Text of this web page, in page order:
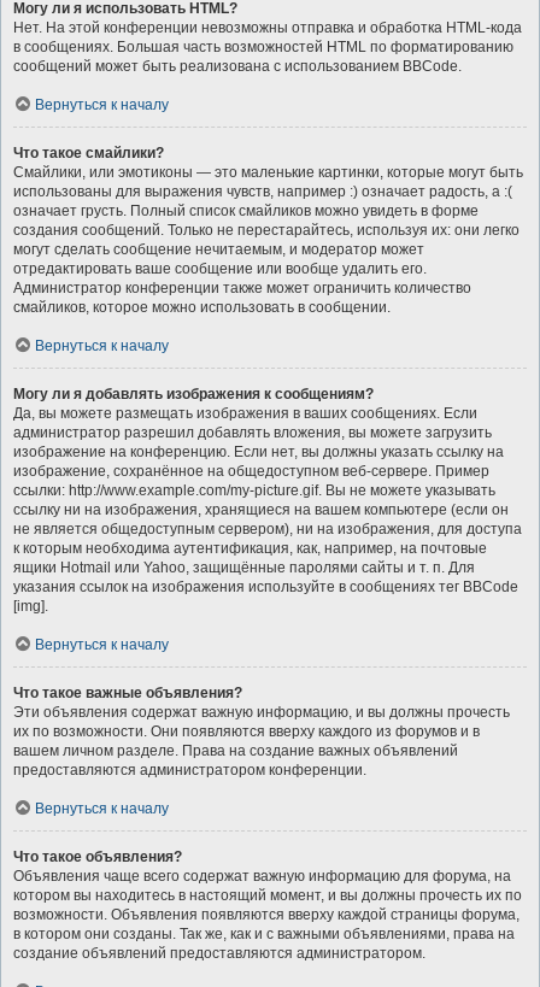
Могу ли я использовать HTML?
Нет. На этой конференции невозможны отправка и обработка HTML-кода
в сообщениях. Большая часть возможностей HTML по форматированию
сообщений может быть реализована с использованием BBCode.
Вернуться к началу
Что такое смайлики?
Смайлики, или эмотиконы — это маленькие картинки, которые могут быть
использованы для выражения чувств, например :) означает радость, а :(
означает грусть. Полный список смайликов можно увидеть в форме
создания сообщений. Только не перестарайтесь, используя их: они легко
могут сделать сообщение нечитаемым, и модератор может
отредактировать ваше сообщение или вообще удалить его.
Администратор конференции также может ограничить количество
смайликов, которое можно использовать в сообщении.
Вернуться к началу
Могу ли я добавлять изображения к сообщениям?
Да, вы можете размещать изображения в ваших сообщениях. Если
администратор разрешил добавлять вложения, вы можете загрузить
изображение на конференцию. Если нет, вы должны указать ссылку на
изображение, сохранённое на общедоступном веб-сервере. Пример
ссылки: http://www.example.com/my-picture.gif. Вы не можете указывать
ссылку ни на изображения, хранящиеся на вашем компьютере (если он
не является общедоступным сервером), ни на изображения, для доступа
к которым необходима аутентификация, как, например, на почтовые
ящики Hotmail или Yahoo, защищённые паролями сайты и т. п. Для
указания ссылок на изображения используйте в сообщениях тег BBCode
[img].
Вернуться к началу
Что такое важные объявления?
Эти объявления содержат важную информацию, и вы должны прочесть
их по возможности. Они появляются вверху каждого из форумов и в
вашем личном разделе. Права на создание важных объявлений
предоставляются администратором конференции.
Вернуться к началу
Что такое объявления?
Объявления чаще всего содержат важную информацию для форума, на
котором вы находитесь в настоящий момент, и вы должны прочесть их по
возможности. Объявления появляются вверху каждой страницы форума,
в котором они созданы. Так же, как и с важными объявлениями, права на
создание объявлений предоставляются администратором.